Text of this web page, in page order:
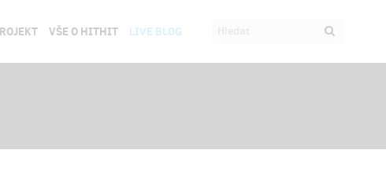
VŠE O HITHIT LIVE BLOG